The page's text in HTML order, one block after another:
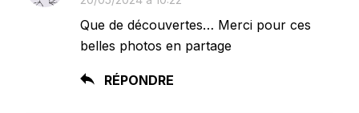
Que de découvertes… Merci pour ces
belles photos en partage
RÉPONDRE